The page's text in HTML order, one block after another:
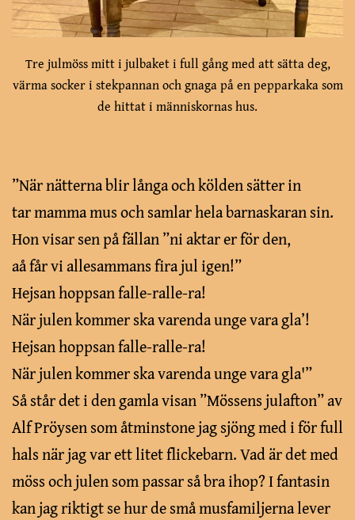
Tre julmöss mitt i julbaket i full gång med att sätta deg,
värma socker i stekpannan och gnaga på en pepparkaka som
de hittat i människornas hus.
”När nätterna blir långa och kölden sätter in
tar mamma mus och samlar hela barnaskaran sin.
Hon visar sen på fällan ”ni aktar er för den,
aå får vi allesammans fira jul igen!”
Hejsan hoppsan falle-ralle-ra!
När julen kommer ska varenda unge vara gla’!
Hejsan hoppsan falle-ralle-ra!
När julen kommer ska varenda unge vara gla'”
Så står det i den gamla visan ”Mössens julafton” av
Alf Pröysen som åtminstone jag sjöng med i för full
hals när jag var ett litet flickebarn. Vad är det med
möss och julen som passar så bra ihop? I fantasin
kan jag riktigt se hur de små musfamiljerna lever